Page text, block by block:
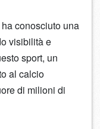
conosciuto una
visibilità e
sport, un
al calcio
di milioni di